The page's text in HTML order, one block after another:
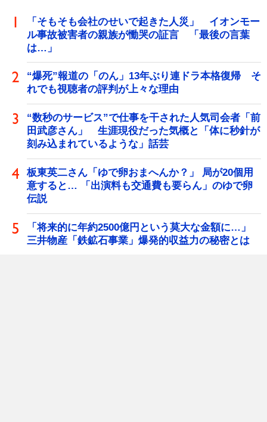
「そもそも会社のせいで起きた人災」 イオンモー
ル事故被害者の親族が慟哭の証言 「最後の言葉
は…」
“爆死”報道の「のん」13年ぶり連ドラ本格復帰 そ
れでも視聴者の評判が上々な理由
“数秒のサービス”で仕事を干された人気司会者「前
田武彦さん」 生涯現役だった気概と「体に秒針が
刻み込まれているような」話芸
板東英二さん「ゆで卵おまへんか？」 局が20個用
意すると… 「出演料も交通費も要らん」のゆで卵
伝説
「将来的に年約2500億円という莫大な金額に…」
三井物産「鉄鉱石事業」爆発的収益力の秘密とは